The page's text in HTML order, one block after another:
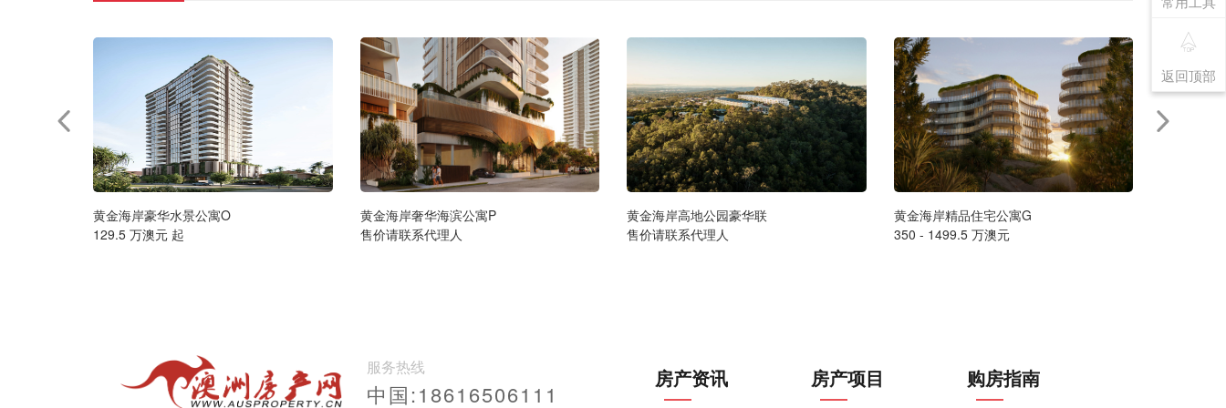
黄金海岸豪华水景公寓O
129.5 万澳元 起
黄金海岸奢华海滨公寓P
售价请联系代理人
黄金海岸高地公园豪华联
售价请联系代理人
黄金海岸精品住宅公寓G
350 - 1499.5 万澳元
服务热线
中国:18616506111
房产资讯 房产项目 购房指南
返回顶部